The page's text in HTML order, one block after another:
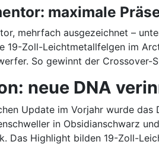
maximale
mehrfach ausgezeichnet –
19-Zoll-Leichtmetallfelgen im
So gewinnt der Crossover-
neue DNA
Update im Vorjahr wurde
in Obsidianschwarz
Das Highlight bilden 19-Zoll-